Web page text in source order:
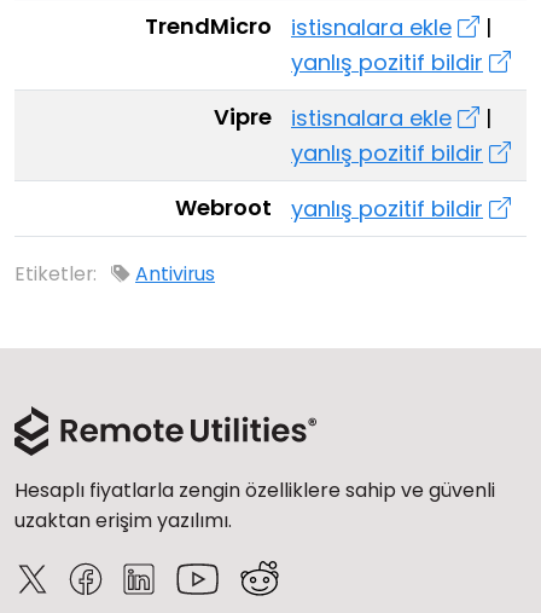
TrendMicro
istisnalara ekle
|
yanlış pozitif bildir
Vipre
istisnalara ekle
|
yanlış pozitif bildir
Webroot
yanlış pozitif bildir
Etiketler: Antivirus
Hesaplı fiyatlarla zengin özelliklere sahip ve güvenli
uzaktan erişim yazılımı.